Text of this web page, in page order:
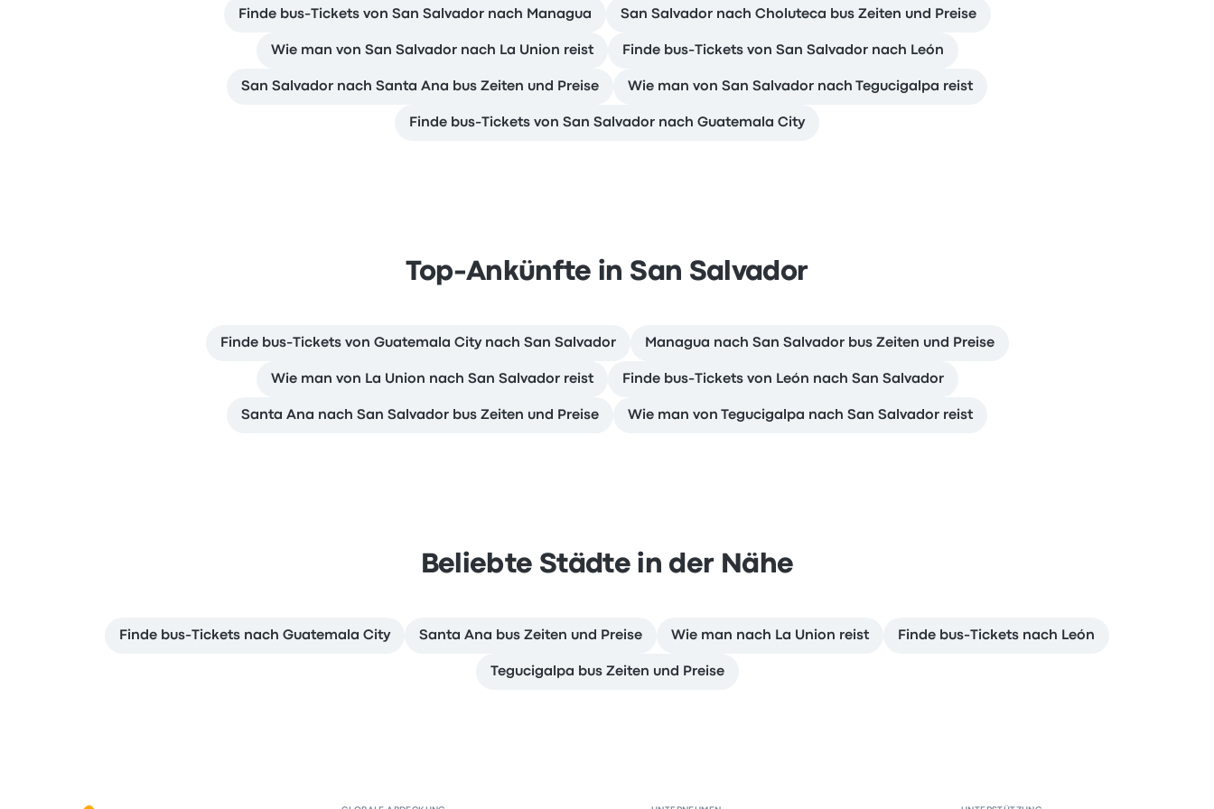
Finde bus-Tickets von San Salvador nach Managua San Salvador nach Choluteca bus Zeiten und Preise
Wie man von San Salvador nach La Union reist Finde bus-Tickets von San Salvador nach León
San Salvador nach Santa Ana bus Zeiten und Preise Wie man von San Salvador nach Tegucigalpa reist
Finde bus-Tickets von San Salvador nach Guatemala City
Top-Ankünfte in San Salvador
Finde bus-Tickets von Guatemala City nach San Salvador Managua nach San Salvador bus Zeiten und Preise
Wie man von La Union nach San Salvador reist Finde bus-Tickets von León nach San Salvador
Santa Ana nach San Salvador bus Zeiten und Preise Wie man von Tegucigalpa nach San Salvador reist
Beliebte Städte in der Nähe
Finde bus-Tickets nach Guatemala City Santa Ana bus Zeiten und Preise Wie man nach La Union reist Finde bus-Tickets nach León
Tegucigalpa bus Zeiten und Preise